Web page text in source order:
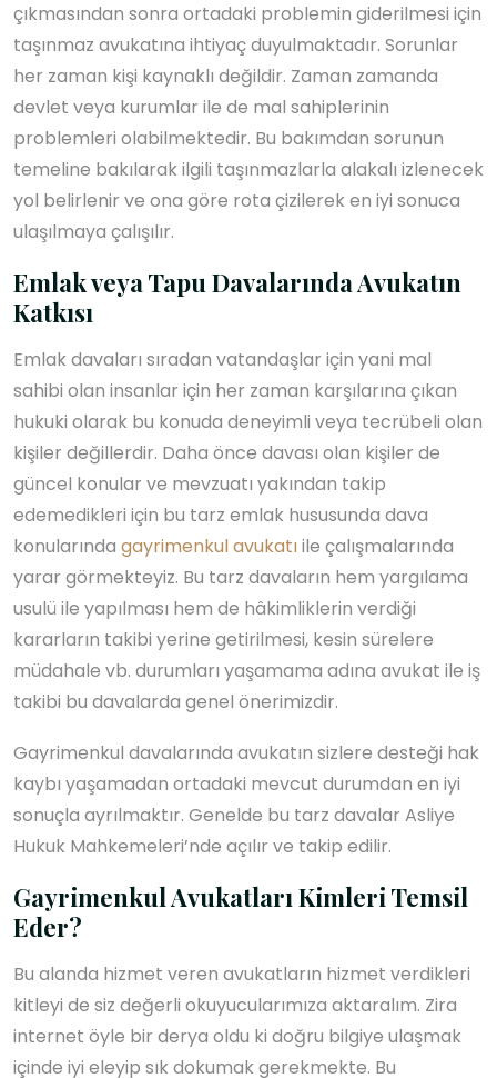
çıkmasından sonra ortadaki problemin giderilmesi için
taşınmaz avukatına ihtiyaç duyulmaktadır. Sorunlar
her zaman kişi kaynaklı değildir. Zaman zamanda
devlet veya kurumlar ile de mal sahiplerinin
problemleri olabilmektedir. Bu bakımdan sorunun
temeline bakılarak ilgili taşınmazlarla alakalı izlenecek
yol belirlenir ve ona göre rota çizilerek en iyi sonuca
ulaşılmaya çalışılır.
Emlak veya Tapu Davalarında Avukatın
Katkısı
Emlak davaları sıradan vatandaşlar için yani mal
sahibi olan insanlar için her zaman karşılarına çıkan
hukuki olarak bu konuda deneyimli veya tecrübeli olan
kişiler değillerdir. Daha önce davası olan kişiler de
güncel konular ve mevzuatı yakından takip
edemedikleri için bu tarz emlak hususunda dava
konularında gayrimenkul avukatıile çalışmalarında
yarar görmekteyiz. Bu tarz davaların hem yargılama
usulü ile yapılması hem de hâkimliklerin verdiği
kararların takibi yerine getirilmesi, kesin sürelere
müdahale vb. durumları yaşamama adına avukat ile iş
takibi bu davalarda genel önerimizdir.
Gayrimenkul davalarında avukatın sizlere desteği hak
kaybı yaşamadan ortadaki mevcut durumdan en iyi
sonuçla ayrılmaktır. Genelde bu tarz davalar Asliye
Hukuk Mahkemeleri’nde açılır ve takip edilir.
Gayrimenkul Avukatları Kimleri Temsil
Eder?
Bu alanda hizmet veren avukatların hizmet verdikleri
kitleyi de siz değerli okuyucularımıza aktaralım. Zira
internet öyle bir derya oldu ki doğru bilgiye ulaşmak
içinde iyi eleyip sık dokumak gerekmekte. Bu